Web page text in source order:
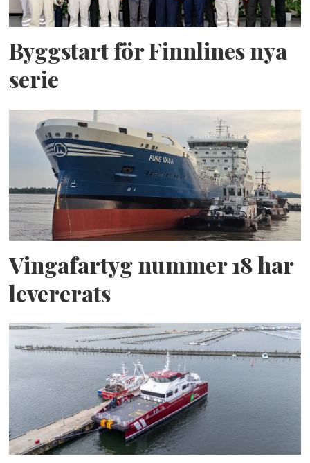
Byggstart för Finnlines nya
serie
Vingafartyg nummer 18 har
levererats